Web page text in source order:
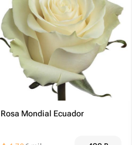
Rosa Mondial Ecuador